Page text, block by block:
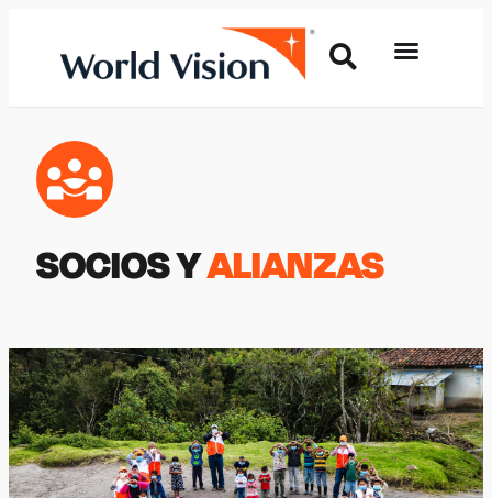
SOCIOS YALIANZAS